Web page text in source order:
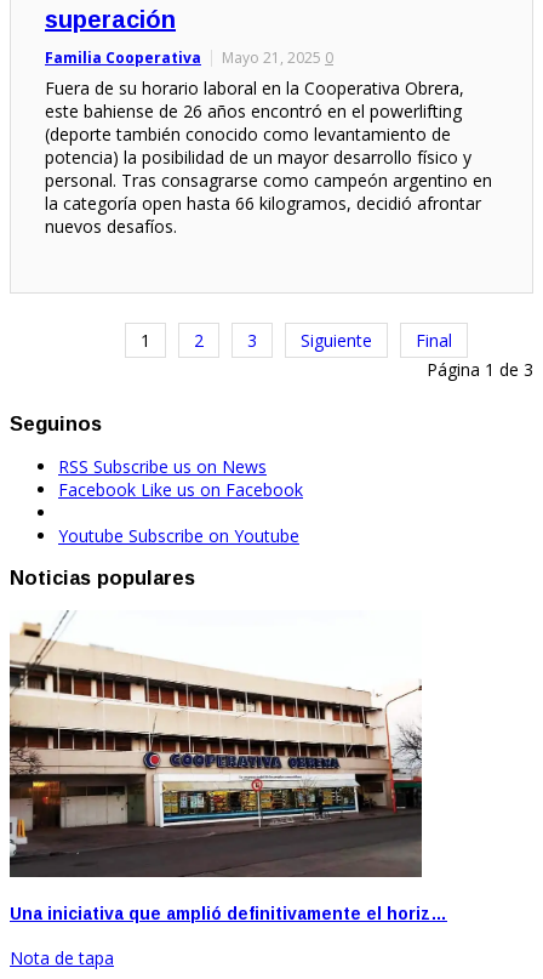
superación
Familia Cooperativa Mayo 21, 2025 0
Fuera de su horario laboral en la Cooperativa Obrera,
este bahiense de 26 años encontró en el powerlifting
(deporte también conocido como levantamiento de
potencia) la posibilidad de un mayor desarrollo físico y
personal. Tras consagrarse como campeón argentino en
la categoría open hasta 66 kilogramos, decidió afrontar
nuevos desafíos.
1 2 3 Siguiente
Final
Página 1 de 3
Seguinos
RSS Subscribe us on News
Facebook Like us on Facebook
Youtube Subscribe on Youtube
Noticias populares
Una iniciativa que amplió definitivamente el horiz…
Nota de tapa